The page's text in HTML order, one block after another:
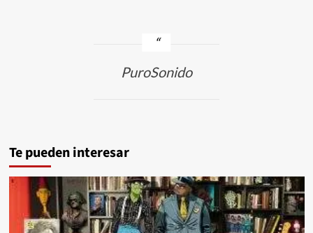
PuroSonido
Te pueden interesar